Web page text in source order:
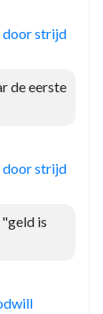
door strijd
de eerste
door strijd
is